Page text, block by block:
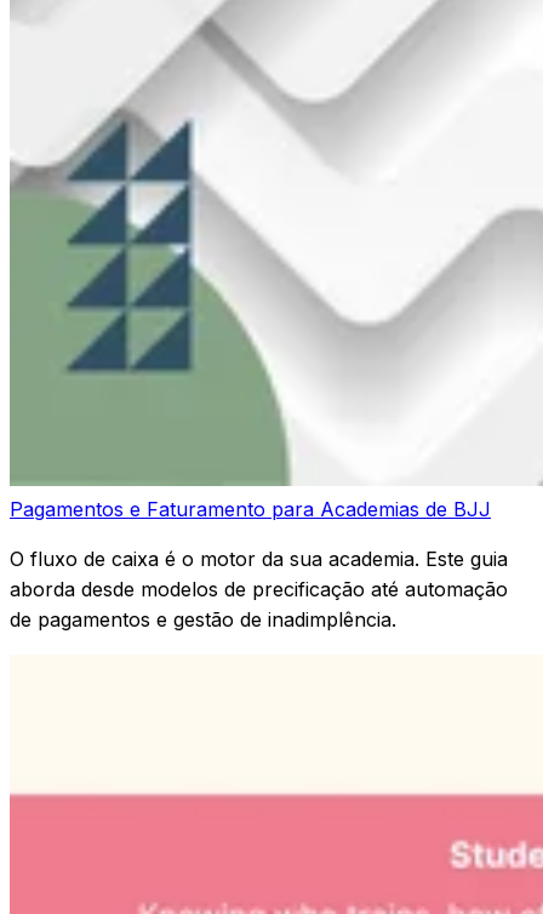
Pagamentos e Faturamento para Academias de BJJ
O fluxo de caixa é o motor da sua academia. Este guia
aborda desde modelos de precificação até automação
de pagamentos e gestão de inadimplência.